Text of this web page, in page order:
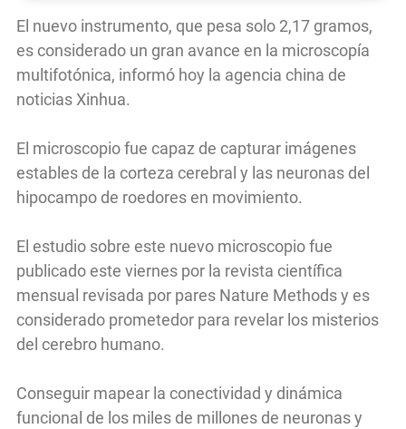
El nuevo instrumento, que pesa solo 2,17 gramos,
es considerado un gran avance en la microscopía
multifotónica, informó hoy la agencia china de
noticias Xinhua.
El microscopio fue capaz de capturar imágenes
estables de la corteza cerebral y las neuronas del
hipocampo de roedores en movimiento.
El estudio sobre este nuevo microscopio fue
publicado este viernes por la revista científica
mensual revisada por pares Nature Methods y es
considerado prometedor para revelar los misterios
del cerebro humano.
Conseguir mapear la conectividad y dinámica
funcional de los miles de millones de neuronas y